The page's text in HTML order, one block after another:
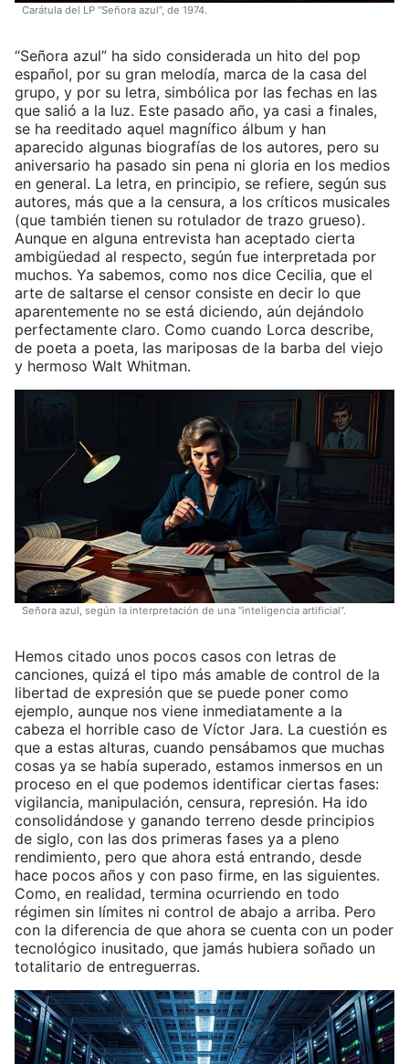
Carátula del LP “Señora azul”, de 1974.
“Señora azul” ha sido considerada un hito del pop
español, por su gran melodía, marca de la casa del
grupo, y por su letra, simbólica por las fechas en las
que salió a la luz. Este pasado año, ya casi a finales,
se ha reeditado aquel magnífico álbum y han
aparecido algunas biografías de los autores, pero su
aniversario ha pasado sin pena ni gloria en los medios
en general. La letra, en principio, se refiere, según sus
autores, más que a la censura, a los críticos musicales
(que también tienen su rotulador de trazo grueso).
Aunque en alguna entrevista han aceptado cierta
ambigüedad al respecto, según fue interpretada por
muchos. Ya sabemos, como nos dice Cecilia, que el
arte de saltarse el censor consiste en decir lo que
aparentemente no se está diciendo, aún dejándolo
perfectamente claro. Como cuando Lorca describe,
de poeta a poeta, las mariposas de la barba del viejo
y hermoso Walt Whitman.
Señora azul, según la interpretación de una “inteligencia artificial”.
Hemos citado unos pocos casos con letras de
canciones, quizá el tipo más amable de control de la
libertad de expresión que se puede poner como
ejemplo, aunque nos viene inmediatamente a la
cabeza el horrible caso de Víctor Jara. La cuestión es
que a estas alturas, cuando pensábamos que muchas
cosas ya se había superado, estamos inmersos en un
proceso en el que podemos identificar ciertas fases:
vigilancia, manipulación, censura, represión. Ha ido
consolidándose y ganando terreno desde principios
de siglo, con las dos primeras fases ya a pleno
rendimiento, pero que ahora está entrando, desde
hace pocos años y con paso firme, en las siguientes.
Como, en realidad, termina ocurriendo en todo
régimen sin límites ni control de abajo a arriba. Pero
con la diferencia de que ahora se cuenta con un poder
tecnológico inusitado, que jamás hubiera soñado un
totalitario de entreguerras.